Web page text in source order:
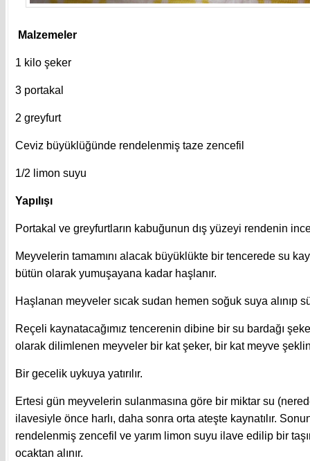
Malzemeler
1 kilo şeker
3 portakal
2 greyfurt
Ceviz büyüklüğünde rendelenmiş taze zencefil
1/2 limon suyu
Yapılışı
Portakal ve greyfurtların kabuğunun dış yüzeyi rendenin
Meyvelerin tamamını alacak büyüklükte bir tencerede su
bütün olarak yumuşayana kadar haşlanır.
Haşlanan meyveler sıcak sudan hemen soğuk suya alınıp
Reçeli kaynatacağımız tencerenin dibine bir su bardağı
olarak dilimlenen meyveler bir kat şeker, bir kat meyve
Bir gecelik uykuya yatırılır.
Ertesi gün meyvelerin sulanmasına göre bir miktar su
ilavesiyle önce harlı, daha sonra orta ateşte kaynatılır.
rendelenmiş zencefil ve yarım limon suyu ilave edilip bir
ocaktan alınır.